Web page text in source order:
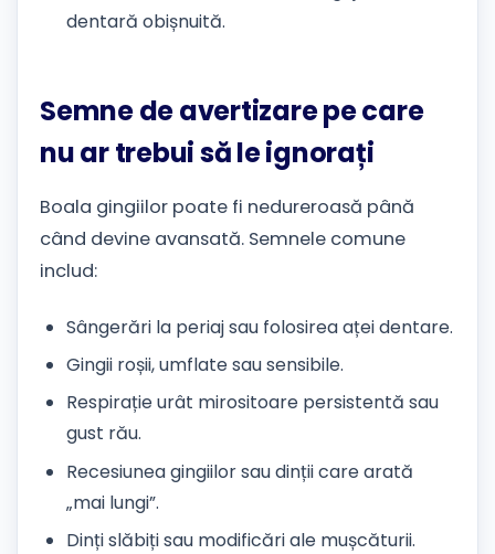
dentară obișnuită.
Semne de avertizare pe care
nu ar trebui să le ignorați
Boala gingiilor poate fi nedureroasă până
când devine avansată. Semnele comune
includ:
Sângerări la periaj sau folosirea aței dentare.
Gingii roșii, umflate sau sensibile.
Respirație urât mirositoare persistentă sau
gust rău.
Recesiunea gingiilor sau dinții care arată
„mai lungi”.
Dinți slăbiți sau modificări ale mușcăturii.